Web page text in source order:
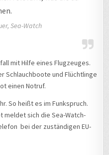
Sea-Watch
mit Hilfe eines Flugzeuges.
Schlauchboote und Flüchtlinge
einen Notruf.
So heißt es im Funkspruch.
meldet sich die Sea-Watch-
bei der zuständigen EU-